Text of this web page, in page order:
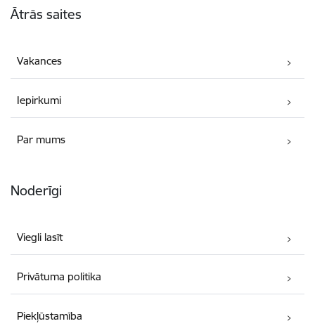
Ātrās saites
Vakances
Iepirkumi
Par mums
Noderīgi
Viegli lasīt
Privātuma politika
Piekļūstamība